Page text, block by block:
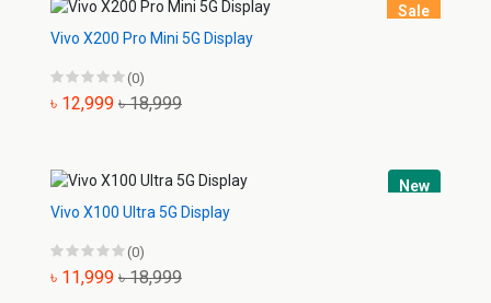
Sale
Vivo X200 Pro Mini 5G Display
(0)
৳ 12,999 ৳ 18,999
New
Vivo X100 Ultra 5G Display
(0)
৳ 11,999 ৳ 18,999